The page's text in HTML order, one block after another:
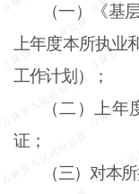
（一）《基
上年度本所执
工作计划）；
（二）上
证；
（三）对本